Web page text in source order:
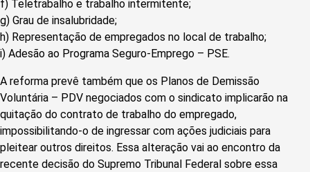
f) Teletrabalho e trabalho intermitente;
g) Grau de insalubridade;
h) Representação de empregados no local de trabalho;
i) Adesão ao Programa Seguro-Emprego – PSE.
A reforma prevê também que os Planos de Demissão
Voluntária – PDV negociados com o sindicato implicarão na
quitação do contrato de trabalho do empregado,
impossibilitando-o de ingressar com ações judiciais para
pleitear outros direitos. Essa alteração vai ao encontro da
recente decisão do Supremo Tribunal Federal sobre essa